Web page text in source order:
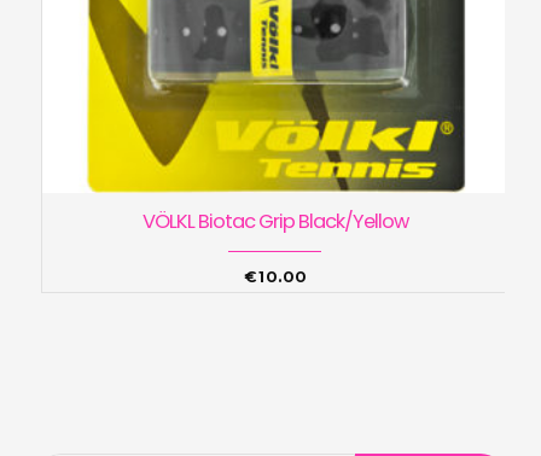
VÖLKL Biotac Grip Black/Yellow
€10.00